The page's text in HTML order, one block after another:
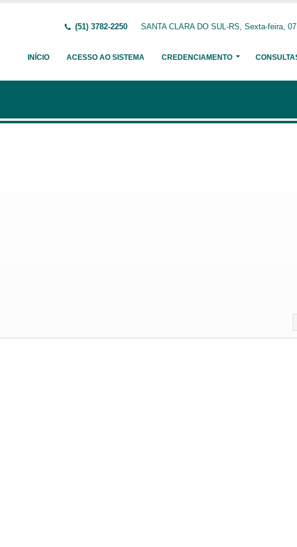
(51) 3782-2250 SANTA CLARA DO SUL-RS, Sexta-feira,
INÍCIO ACESSO AO SISTEMA CREDENCIAMENTO